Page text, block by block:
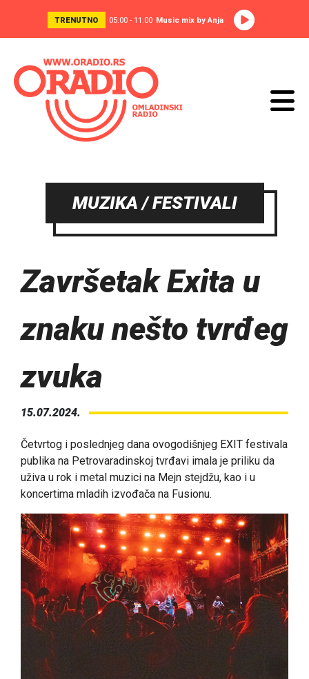
TRENUTNO 05:00 - 11:00 Music mix by Anja
MUZIKA / FESTIVALI
Završetak Exita u
znaku nešto tvrđeg
zvuka
15.07.2024.
Četvrtog i poslednjeg dana ovogodišnjeg EXIT festivala
publika na Petrovaradinskoj tvrđavi imala je priliku da
uživa u rok i metal muzici na Mejn stejdžu, kao i u
koncertima mladih izvođača na Fusionu.